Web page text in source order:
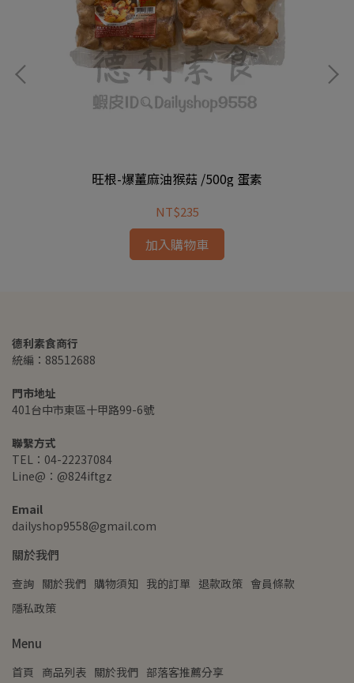
旺根-爆薑麻油猴菇 /500g 蛋素
NT$235
加入購物車
德利素食商行
統編：88512688
門市地址
401台中市東區十甲路99-6號
聯繫方式
TEL：04-22237084
Line@：@824iftgz
Email
dailyshop9558@gmail.com
關於我們
查詢 關於我們 購物須知 我的訂單 退款政策 會員條款
隱私政策
Menu
首頁 商品列表 關於我們 部落客推薦分享